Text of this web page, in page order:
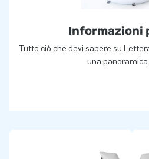
Informazioni
Tutto ciò che devi sapere su
una